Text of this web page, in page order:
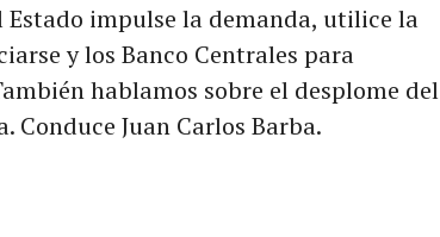
Estado impulse la demanda, utilice la
y los Banco Centrales para
hablamos sobre el desplome del
Conduce Juan Carlos Barba.